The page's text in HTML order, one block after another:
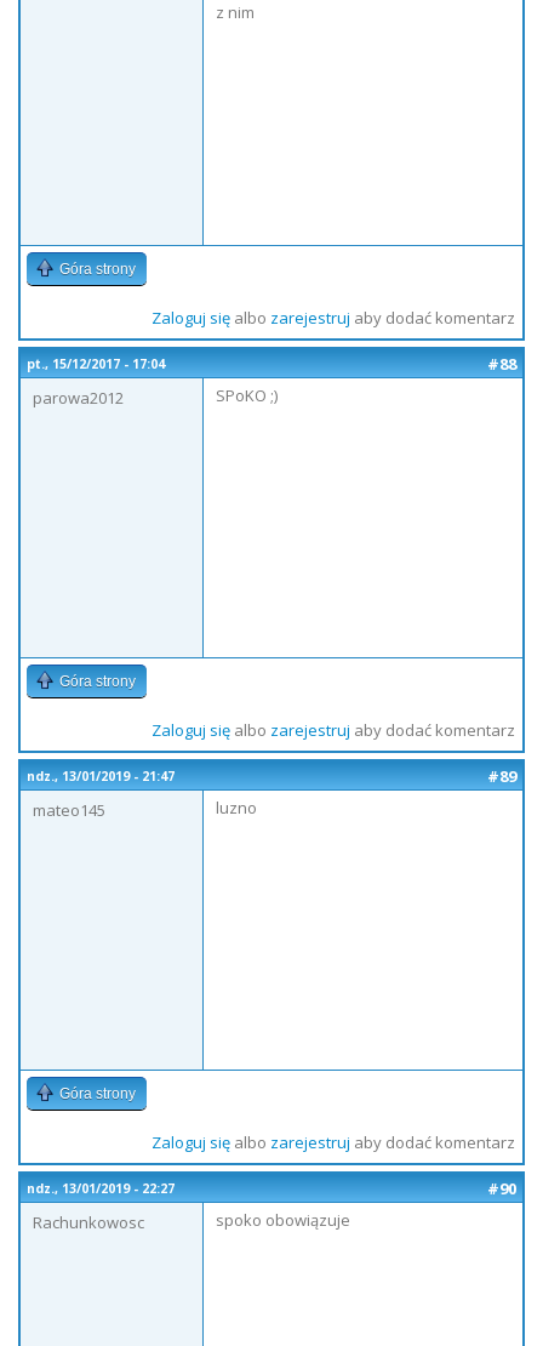
z nim
Góra strony
Zaloguj sięalbo zarejestruj aby dodać komentarz
pt., 15/12/2017 - 17:04
#88
parowa2012
SPoKO ;)
Góra strony
Zaloguj sięalbo zarejestruj aby dodać komentarz
ndz., 13/01/2019 - 21:47
#89
mateo145
luzno
Góra strony
Zaloguj sięalbo zarejestruj aby dodać komentarz
ndz., 13/01/2019 - 22:27
#90
Rachunkowosc
spoko obowiązuje